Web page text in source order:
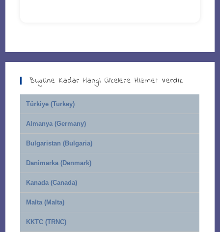
Bugüne Kadar Hangi Ülkelere Hizmet Verdik
Türkiye (Turkey)
Almanya (Germany)
Bulgaristan (Bulgaria)
Danimarka (Denmark)
Kanada (Canada)
Malta (Malta)
KKTC (TRNC)